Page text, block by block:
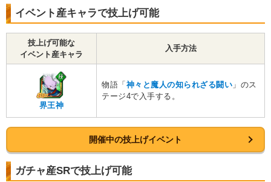
2.0 /10点
的確なアシスト
魔術の使い手
ぶっちぎりのパワー
7.5
・ATK+40%
・DEF+20%
【一致するリンクスキル(4)】
神の次元
冷静な判断
【一致するカテゴリー(
イベント産キャラで技上げ可能
技上げ可能な
イベント産キャラ
入手方法
界王神
物語「 神々と魔人の知られざる闘い 」のス
テージ4で入手する。
開催中の技上げイベント
ガチャ産SRで技上げ可能